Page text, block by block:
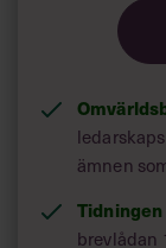
ämnen
Tidningen
brevlådan